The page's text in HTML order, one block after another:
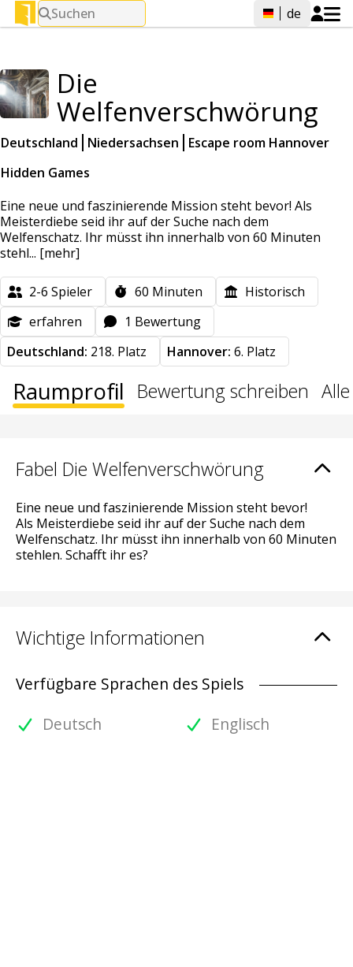
Suchen de
Die
Welfenverschwörung
Deutschland Niedersachsen
Escape room Hannover
Hidden Games
Eine neue und faszinierende Mission steht bevor! Als
Meisterdiebe seid ihr auf der Suche nach dem
Welfenschatz. Ihr müsst ihn innerhalb von 60 Minuten
stehl... [mehr]
2-6 Spieler 60 Minuten
Historisch
erfahren
1 Bewertung
Deutschland: 218. Platz Hannover: 6. Platz
Raumprofil Bewertung schreiben
Fabel Die Welfenverschwörung
Eine neue und faszinierende Mission steht bevor!
Als Meisterdiebe seid ihr auf der Suche nach dem
Welfenschatz. Ihr müsst ihn innerhalb von 60 Minuten
stehlen. Schafft ihr es?
Wichtige Informationen
Verfügbare Sprachen des Spiels
Deutsch
Englisch